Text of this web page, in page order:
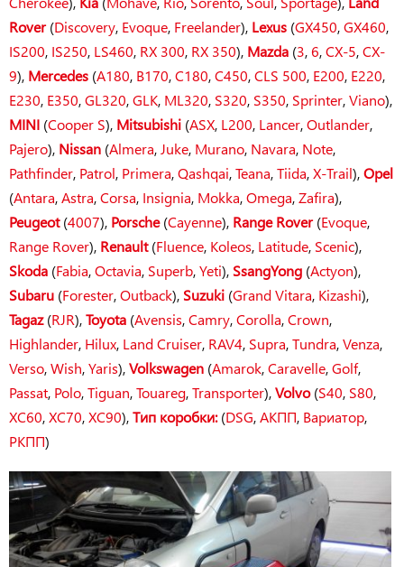
Rover(Discovery, Evoque, Freelander), Lexus (GX450,GX460,
IS200, IS250, LS460, RX 300, RX 350), Mazda (3, 6,CX-5,CX-
9), Mercedes (A180, B170,C180,C450,CLS 500, E200, E220,
E230, E350,GL320,GLK, ML320, S320, S350, Sprinter,Viano),
MINI (Cooper S), Mitsubishi (ASX, L200, Lancer,Outlander,
Pajero), Nissan (Almera, Juke, Murano, Navara, Note,
Pathfinder, Patrol, Primera,Qashqai,Teana,Tiida,X-Trail),Opel
(Antara,Astra,Corsa, Insignia, Mokka,Omega,Zafira),
Peugeot(4007), Porsche(Cayenne), Range Rover(Evoque,
Range Rover), Renault(Fluence, Koleos, Latitude, Scenic),
Skoda (Fabia,Octavia, Superb,Yeti), SsangYong (Actyon),
Subaru (Forester,Outback), Suzuki (Grand Vitara, Kizashi),
Tagaz(RJR),Toyota (Avensis,Camry,Corolla,Crown,
Highlander, Hilux, Land Cruiser, RAV4, Supra,Tundra,Venza,
Verso,Wish,Yaris),Volkswagen (Amarok,Caravelle,Golf,
Passat, Polo,Tiguan,Touareg,Transporter),Volvo(S40, S80,
XC60,XC70,XC90),Тип коробки:(DSG,АКПП, Вариатор,
РКПП)